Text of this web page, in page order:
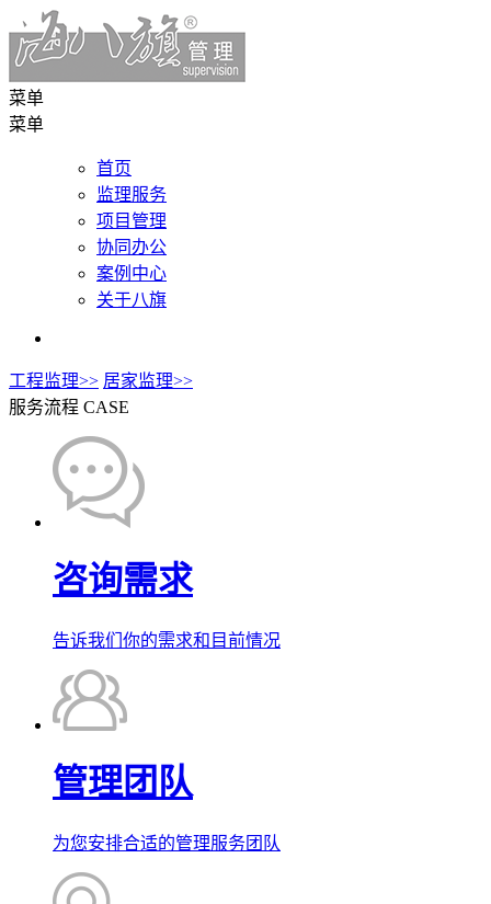
菜单
菜单
首页
监理服务
项目管理
协同办公
案例中心
关于八旗
工程监理>> 居家监理>>
服务流程 CASE
咨询需求
告诉我们你的需求和目前情况
管理团队
为您安排合适的管理服务团队